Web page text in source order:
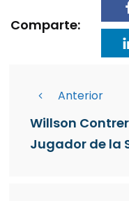
Comparte:
Anterior
Willson
Jugador de la